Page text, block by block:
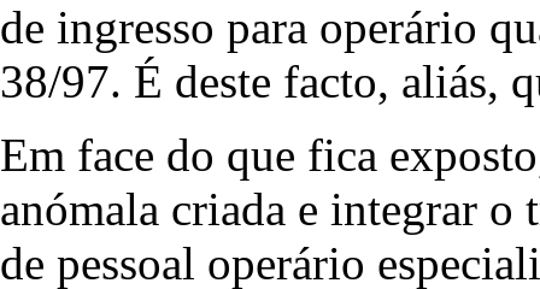
de ingresso para operário
38/97. É deste facto, aliás,
Em face do que fica
anómala criada e integrar o
de pessoal operário